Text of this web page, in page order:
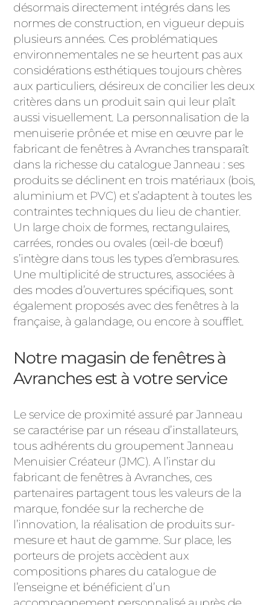
désormais directement intégrés dans les
normes de construction, en vigueur depuis
plusieurs années. Ces problématiques
environnementales ne se heurtent pas aux
considérations esthétiques toujours chères
aux particuliers, désireux de concilier les deux
critères dans un produit sain qui leur plaît
aussi visuellement. La personnalisation de la
menuiserie prônée et mise en œuvre par le
fabricant de fenêtres à Avranches transparaît
dans la richesse du catalogue Janneau : ses
produits se déclinent en trois matériaux (bois,
aluminium et PVC) et s’adaptent à toutes les
contraintes techniques du lieu de chantier.
Un large choix de formes, rectangulaires,
carrées, rondes ou ovales (œil-de bœuf)
s’intègre dans tous les types d’embrasures.
Une multiplicité de structures, associées à
des modes d’ouvertures spécifiques, sont
également proposés avec des fenêtres à la
française, à galandage, ou encore à soufflet.
Notre magasin de fenêtres à
Avranches est à votre service
Le service de proximité assuré par Janneau
se caractérise par un réseau d’installateurs,
tous adhérents du groupement Janneau
Menuisier Créateur (JMC). A l’instar du
fabricant de fenêtres à Avranches, ces
partenaires partagent tous les valeurs de la
marque, fondée sur la recherche de
l’innovation, la réalisation de produits sur-
mesure et haut de gamme. Sur place, les
porteurs de projets accèdent aux
compositions phares du catalogue de
l’enseigne et bénéficient d’un